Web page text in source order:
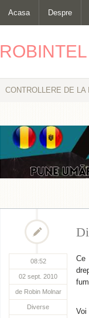
Acasa Despre
ROBINTEL
CONTROLLERE DE LA
08:52
02 sept. 2010
de Robin Molnar
Diverse
Ce